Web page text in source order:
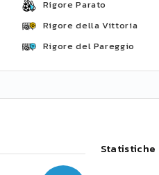
Rigore Parato
Rigore della Vittoria
Rigore del Pareggio
Statistiche